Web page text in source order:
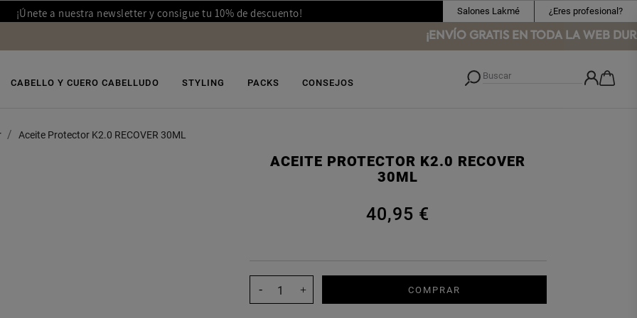
¡Únete a nuestra newsletter y consigue tu 10% de descuento!
¡ENVÍO GRATIS EN TODA LA WEB
Salones Lakmé ¿Eres profesional?
CABELLO Y CUERO CABELLUDO STYLING PACKS CONSEJOS
Aceite Protector K2.0 RECOVER 30ML
ACEITE PROTECTOR K2.0 RECOVER
30ML
40,95 €
COMPRAR